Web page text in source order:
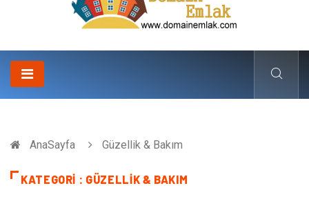
AnaSayfa Güzellik & Bakım
KATEGORI : GÜZELLIK & BAKIM